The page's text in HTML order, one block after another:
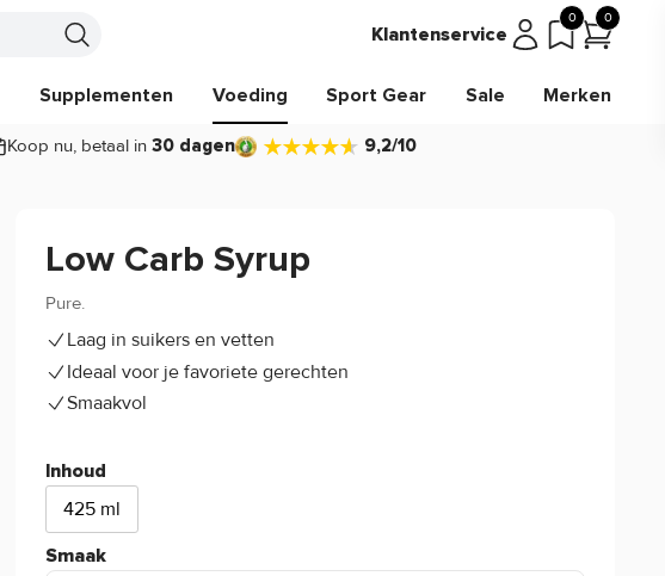
Klantenservice
0 0
Supplementen Voeding Sport Gear Sale Merken
Koop nu, betaal in 30 dagen 9,2/10
Low Carb Syrup
Pure.
Laag in suikers en vetten
Ideaal voor je favoriete gerechten
Smaakvol
Inhoud
425 ml
Smaak